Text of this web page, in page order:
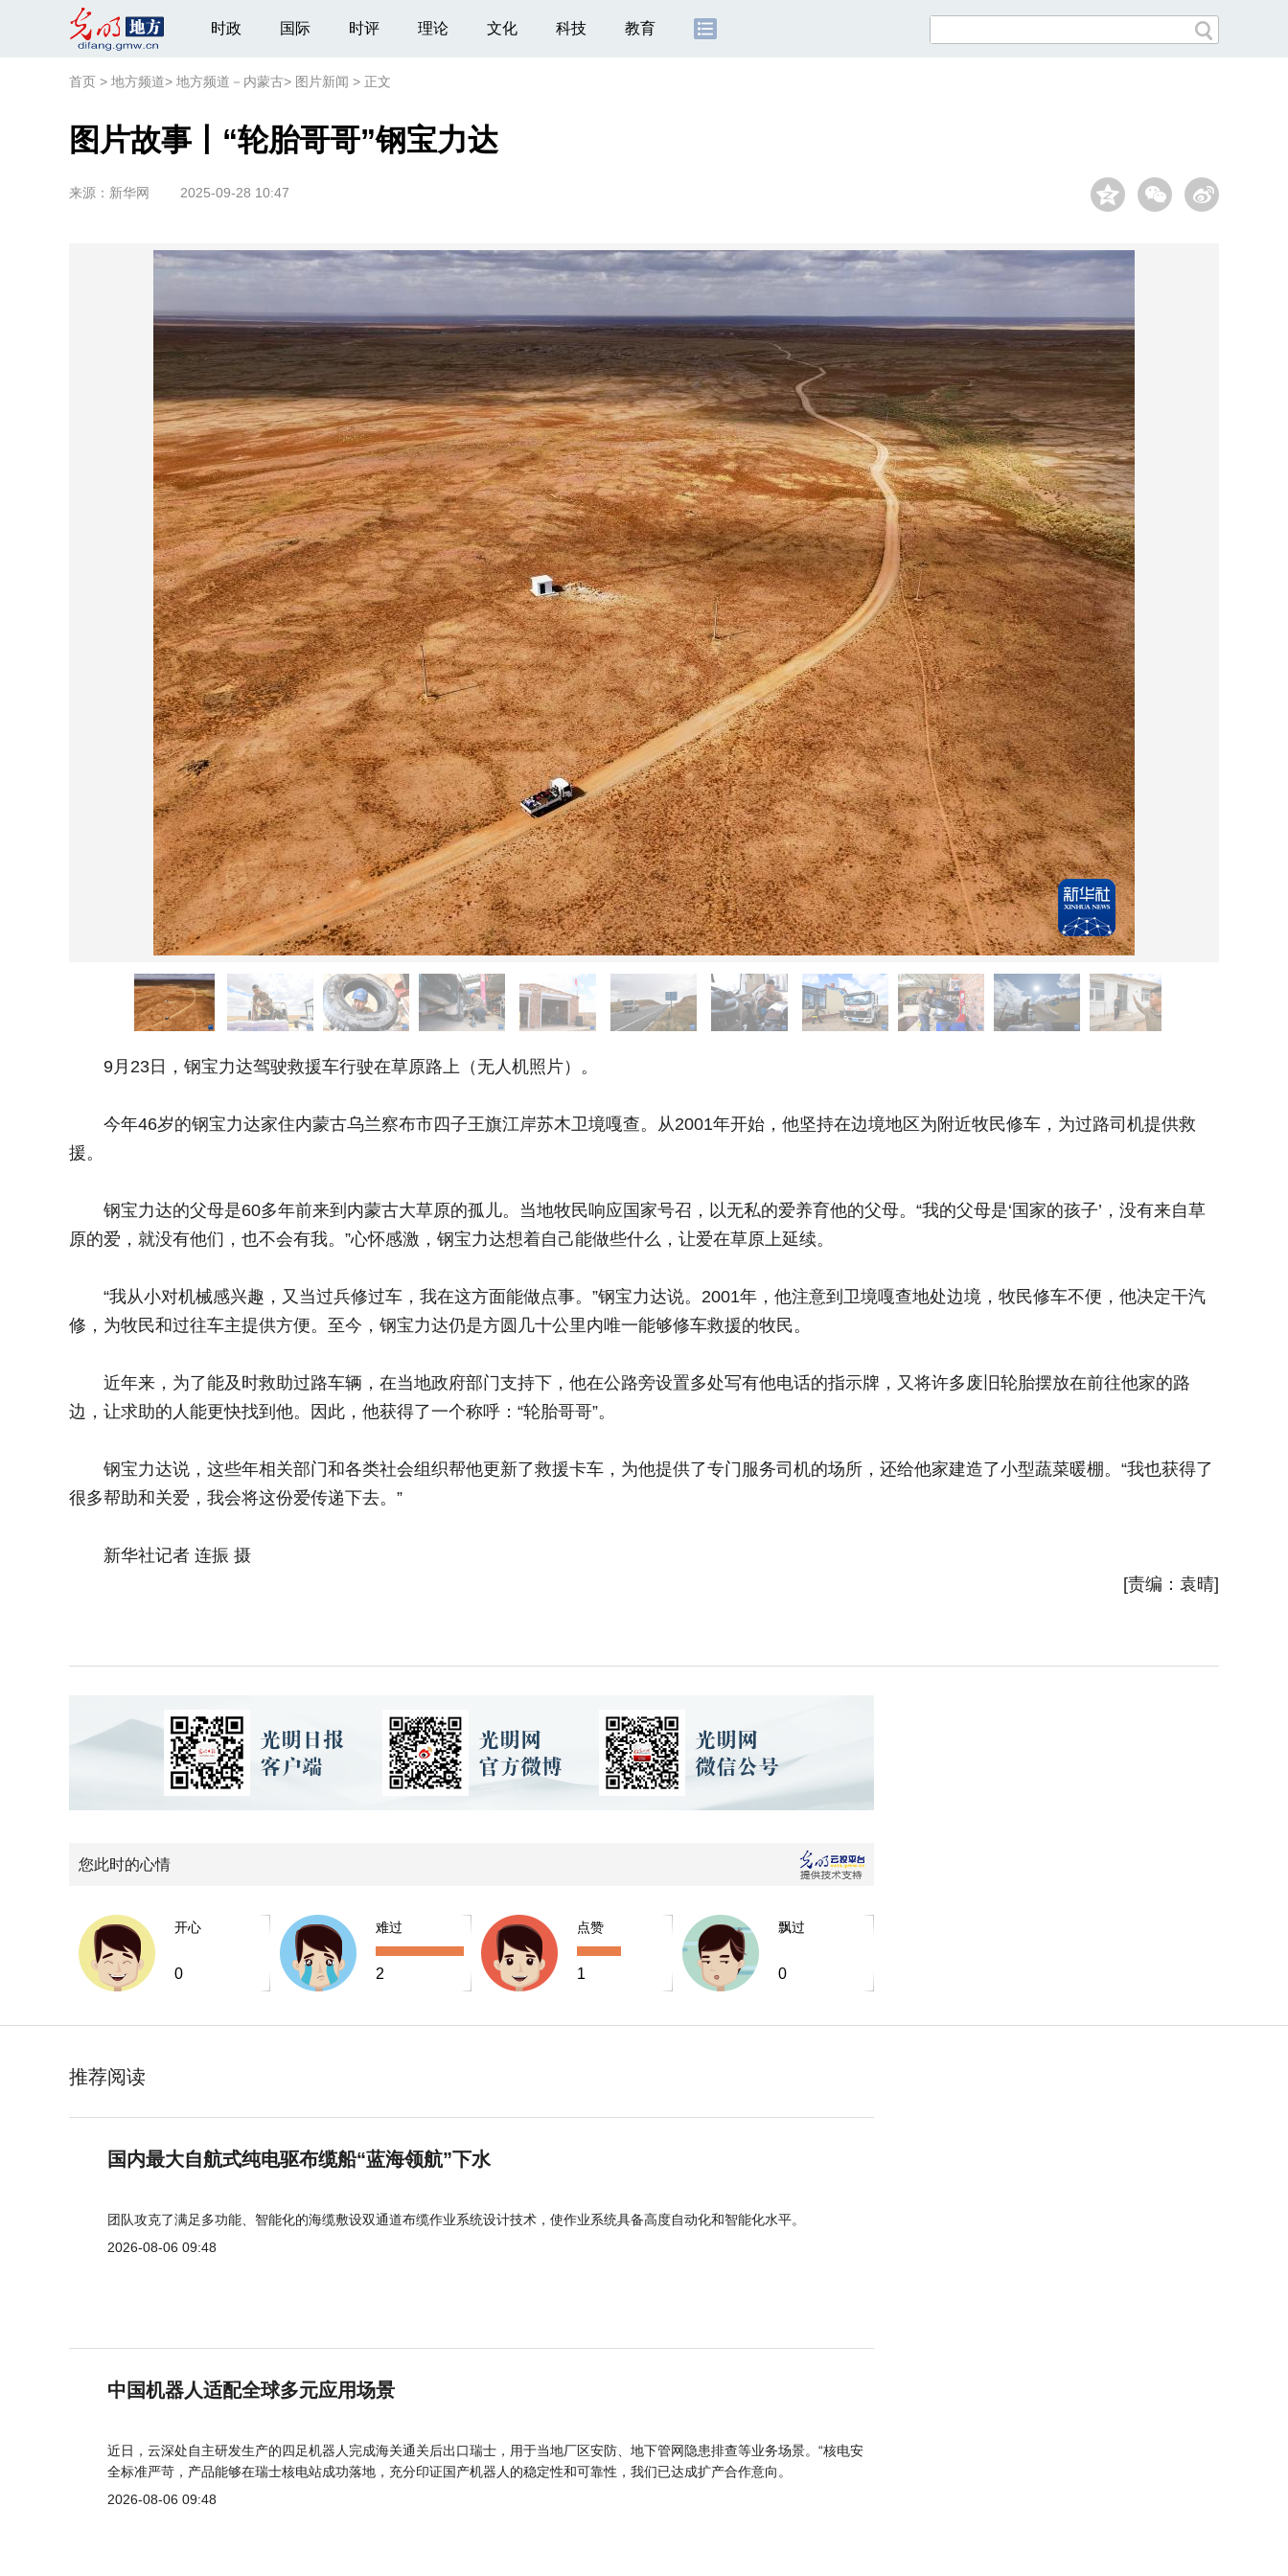
时政 国际 时评 理论 文化 科技 教育
首页 > 地方频道> 地方频道－内蒙古> 图片新闻 > 正文
图片故事丨“轮胎哥哥”钢宝力达
来源： 新华网 2025-09-28 10:47
9月23日，钢宝力达驾驶救援车行驶在草原路上（无人机照片）。
今年46岁的钢宝力达家住内蒙古乌兰察布市四子王旗江岸苏木卫境嘎查。从2001年开始，他坚持在边境地区为附近牧民修车，为过路司机提供救
援。
钢宝力达的父母是60多年前来到内蒙古大草原的孤儿。当地牧民响应国家号召，以无私的爱养育他的父母。“我的父母是‘国家的孩子’，没有来自草
原的爱，就没有他们，也不会有我。”心怀感激，钢宝力达想着自己能做些什么，让爱在草原上延续。
“我从小对机械感兴趣，又当过兵修过车，我在这方面能做点事。”钢宝力达说。2001年，他注意到卫境嘎查地处边境，牧民修车不便，他决定干汽
修，为牧民和过往车主提供方便。至今，钢宝力达仍是方圆几十公里内唯一能够修车救援的牧民。
近年来，为了能及时救助过路车辆，在当地政府部门支持下，他在公路旁设置多处写有他电话的指示牌，又将许多废旧轮胎摆放在前往他家的路
边，让求助的人能更快找到他。因此，他获得了一个称呼：“轮胎哥哥”。
钢宝力达说，这些年相关部门和各类社会组织帮他更新了救援卡车，为他提供了专门服务司机的场所，还给他家建造了小型蔬菜暖棚。“我也获得了
很多帮助和关爱，我会将这份爱传递下去。”
新华社记者 连振 摄
[责编：袁晴]
您此时的心情
开心
0
难过
2
点赞
1
飘过
0
推荐阅读
国内最大自航式纯电驱布缆船“蓝海领航”下水
团队攻克了满足多功能、智能化的海缆敷设双通道布缆作业系统设计技术，使作业系统具备高度自动化和智能化水平。
2026-08-06 09:48
中国机器人适配全球多元应用场景
近日，云深处自主研发生产的四足机器人完成海关通关后出口瑞士，用于当地厂区安防、地下管网隐患排查等业务场景。“核电安
全标准严苛，产品能够在瑞士核电站成功落地，充分印证国产机器人的稳定性和可靠性，我们已达成扩产合作意向。
2026-08-06 09:48